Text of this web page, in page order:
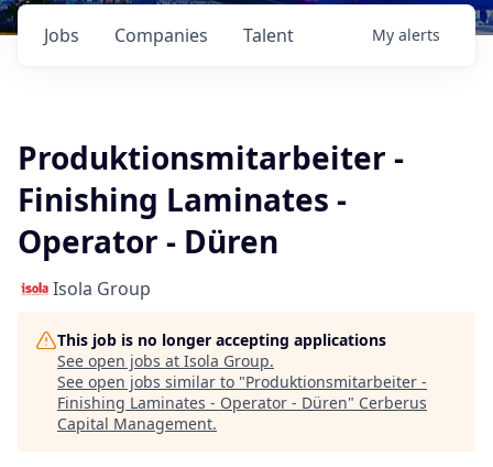
Jobs Companies Talent My alerts
Produktionsmitarbeiter -
Finishing Laminates -
Operator - Düren
Isola Group
This job is no longer accepting applications
See open jobs at Isola Group.
See open jobs similar to "Produktionsmitarbeiter -
Finishing Laminates - Operator - Düren" Cerberus
Capital Management.